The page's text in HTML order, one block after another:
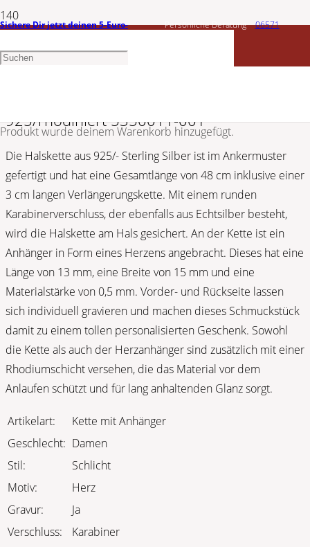
Sichere Dir jetzt deinen 5-Euro-
Gutschein
Persönliche Beratung 06571
Produktwurde deinem Warenkorb hinzugefügt.
925/rhodiniert 5350011-001
Die Halskette aus 925/- Sterling Silber ist im Ankermuster
gefertigt und hat eine Gesamtlänge von 48 cm inklusive einer
3 cm langen Verlängerungskette. Mit einem runden
Karabinerverschluss, der ebenfalls aus Echtsilber besteht,
wird die Halskette am Hals gesichert. An der Kette ist ein
Anhänger in Form eines Herzens angebracht. Dieses hat eine
Länge von 13 mm, eine Breite von 15 mm und eine
Materialstärke von 0,5 mm. Vorder- und Rückseite lassen
sich individuell gravieren und machen dieses Schmuckstück
damit zu einem tollen personalisierten Geschenk. Sowohl
die Kette als auch der Herzanhänger sind zusätzlich mit einer
Rhodiumschicht versehen, die das Material vor dem
Anlaufen schützt und für lang anhaltenden Glanz sorgt.
Artikelart:
Kette mit Anhänger
Geschlecht: Damen
Stil:
Schlicht
Motiv:
Herz
Gravur:
Ja
Verschluss:
Karabiner